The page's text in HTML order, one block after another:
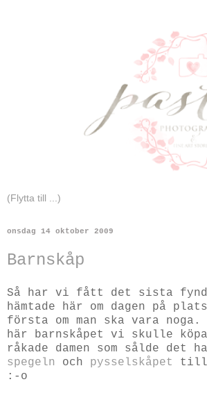
onsdag 14 oktober 2009
Barnskåp
Så har vi fått det sista
hämtade här om dagen på
första om man ska vara
här barnskåpet vi skulle köpa
råkade damen som sålde det
spegeln
och pysselskåpet
till
:-o